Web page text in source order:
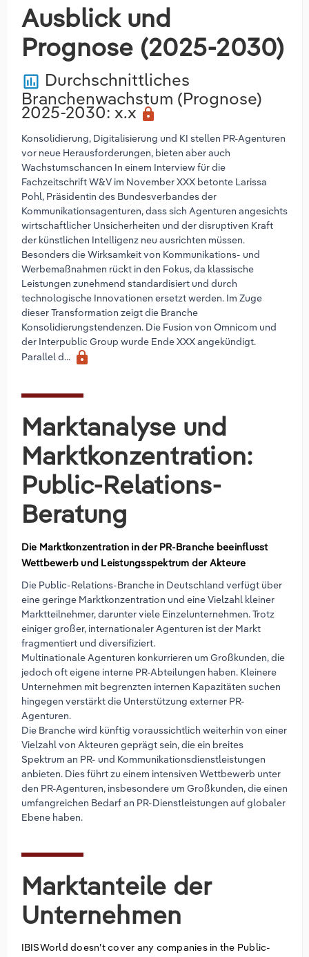
Ausblick und
Prognose (2025-2030)
poll Durchschnittliches
Branchenwachstum (Prognose)
2025-2030: x.x lock
Konsolidierung, Digitalisierung und KI stellen PR-Agenturen
vor neue Herausforderungen, bieten aber auch
Wachstumschancen In einem Interview für die
Fachzeitschrift W&V im November XXX betonte Larissa
Pohl, Präsidentin des Bundesverbandes der
Kommunikationsagenturen, dass sich Agenturen angesichts
wirtschaftlicher Unsicherheiten und der disruptiven Kraft
der künstlichen Intelligenz neu ausrichten müssen.
Besonders die Wirksamkeit von Kommunikations- und
Werbemaßnahmen rückt in den Fokus, da klassische
Leistungen zunehmend standardisiert und durch
technologische Innovationen ersetzt werden. Im Zuge
dieser Transformation zeigt die Branche
Konsolidierungstendenzen. Die Fusion von Omnicom und
der Interpublic Group wurde Ende XXX angekündigt.
Parallel d... lock
Marktanalyse und
Marktkonzentration:
Public-Relations-
Beratung
Die Marktkonzentration in der PR-Branche beeinflusst
Wettbewerb und Leistungsspektrum der Akteure
Die Public-Relations-Branche in Deutschland verfügt über
eine geringe Marktkonzentration und eine Vielzahl kleiner
Marktteilnehmer, darunter viele Einzelunternehmen. Trotz
einiger großer, internationaler Agenturen ist der Markt
fragmentiert und diversifiziert.
Multinationale Agenturen konkurrieren um Großkunden, die
jedoch oft eigene interne PR-Abteilungen haben. Kleinere
Unternehmen mit begrenzten internen Kapazitäten suchen
hingegen verstärkt die Unterstützung externer PR-
Agenturen.
Die Branche wird künftig voraussichtlich weiterhin von einer
Vielzahl von Akteuren geprägt sein, die ein breites
Spektrum an PR- und Kommunikationsdienstleistungen
anbieten. Dies führt zu einem intensiven Wettbewerb unter
den PR-Agenturen, insbesondere um Großkunden, die einen
umfangreichen Bedarf an PR-Dienstleistungen auf globaler
Ebene haben.
Marktanteile der
Unternehmen
IBISWorld doesn’t cover any companies in the Public-